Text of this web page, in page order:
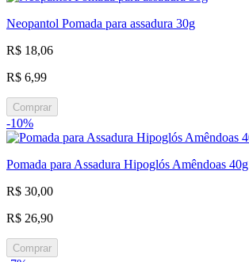
Neopantol Pomada para assadura 30g
R$ 18,06
R$ 6,99
Comprar
-10%
Pomada para Assadura Hipoglós Amêndoas 40g
R$ 30,00
R$ 26,90
Comprar